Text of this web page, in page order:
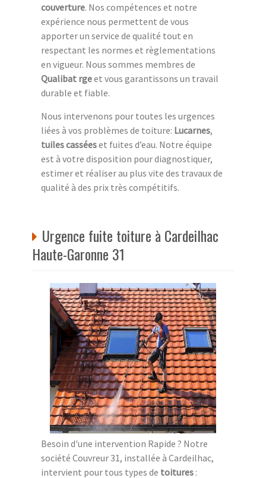
couverture. Nos compétences et notre
expérience nous permettent de vous
apporter un service de qualité tout en
respectant les normes et règlementations
en vigueur. Nous sommes membres de
Qualibat rgeet vous garantissons un travail
durable et fiable.
Nous intervenons pour toutes les urgences
liées à vos problèmes de toiture: Lucarnes,
tuiles casséeset fuites d’eau. Notre équipe
est à votre disposition pour diagnostiquer,
estimer et réaliser au plus vite des travaux de
qualité à des prix très compétitifs.
Urgence fuite toiture à Cardeilhac
Haute-Garonne 31
Besoin d'une intervention Rapide ? Notre
société Couvreur 31, installée à Cardeilhac,
intervient pour tous types de toitures :